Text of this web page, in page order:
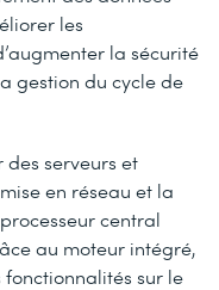
les
la sécurité
gestion du cycle de
des serveurs et
en réseau et la
central
au moteur intégré,
sur le